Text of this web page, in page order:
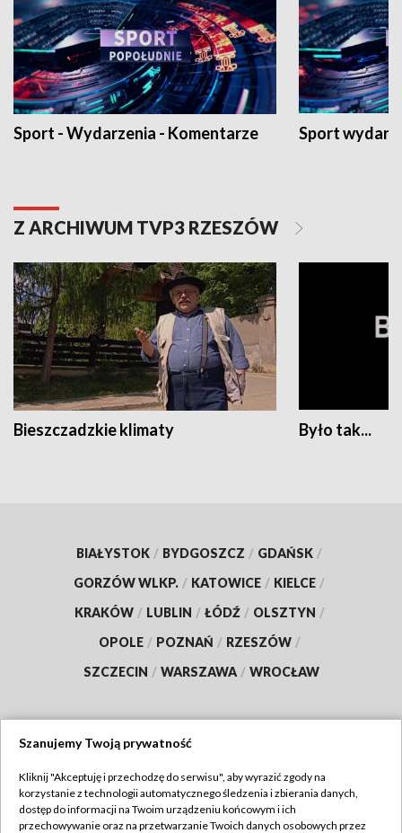
Sport - Wydarzenia - Komentarze Sport
Z ARCHIWUM TVP3 RZESZÓW
Bieszczadzkie klimaty Było tak...
BIAŁYSTOK / BYDGOSZCZ / GDAŃSK /
GORZÓW WLKP. / KATOWICE / KIELCE /
KRAKÓW / LUBLIN / ŁÓDŹ / OLSZTYN /
OPOLE / POZNAŃ / RZESZÓW /
SZCZECIN / WARSZAWA / WROCŁAW
TVP
Abonament TVP
Szanujemy Twoją prywatność
Kliknij "Akceptuję i przechodzę do serwisu", aby wyrazić zgody na
korzystanie z technologii automatycznego śledzenia i zbierania danych,
dostęp do informacji na Twoim urządzeniu końcowym i ich
przechowywanie oraz na przetwarzanie Twoich danych osobowych przez